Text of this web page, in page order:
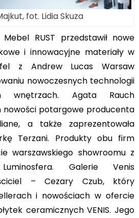
fot. Lidia Skuza
RUST przedstawił nowe
i innowacyjne materiały w
z Andrew Lucas Warsaw
nowoczesnych technologii
wnętrzach. Agata Rauch
nowości potargowe producenta
a także zaprezentowała
Terzani. Produkty obu firm
warszawskiego showroomu z
Galerie Venis
– Cezary Czub, który
i nowościach w ofercie
ceramicznych VENIS. Jego